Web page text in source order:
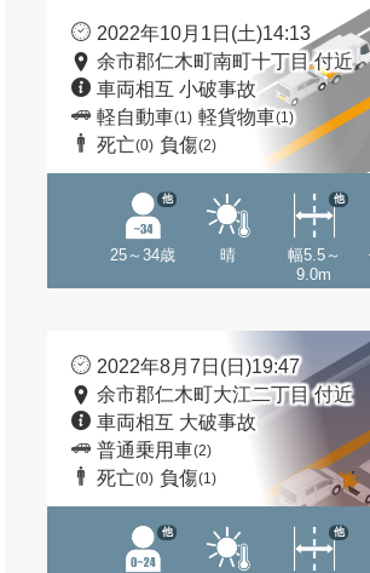
2022年10月1日(土)14:13
余市郡仁木町南町十丁目 付近
車両相互 小破事故
軽自動車(1) 軽貨物車(1)
死亡(0) 負傷(2)
25～34歳
他
晴
幅5.5～
9.0m
他
2022年8月7日(日)19:47
余市郡仁木町大江二丁目 付近
車両相互 大破事故
普通乗用車(2)
死亡(0) 負傷(1)
他 他